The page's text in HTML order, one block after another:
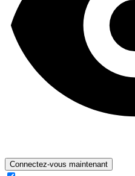
Connectez-vous maintenant